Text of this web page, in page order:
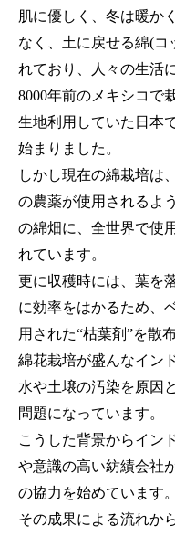
肌に優しく、冬は暖か
なく、土に戻せる綿(
れており、人々の生活
8000年前のメキシコで
生地利用していた日本
始まりました。
しかし現在の綿栽培は
の農薬が使用されるよ
の綿畑に、全世界で使
れています。
更に収穫時には、葉を
に効率をはかるため、
用された“枯葉剤”を散
綿花栽培が盛んなイン
水や土壌の汚染を原因
問題になっています。
こうした背景からイン
や意識の高い紡績会社
の協力を始めています。
その成果による流れか